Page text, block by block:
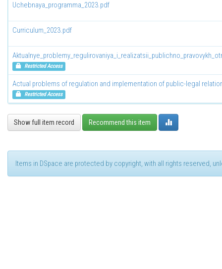
Uchebnaya_programma_2023.pdf
Curriculum_2023.pdf
Restricted Access
Actual problems of regulation and implementation of public-legal
Restricted Access
Show full item record Recommend this item
Items in DSpace are protected by copyright, with all rights reserved,